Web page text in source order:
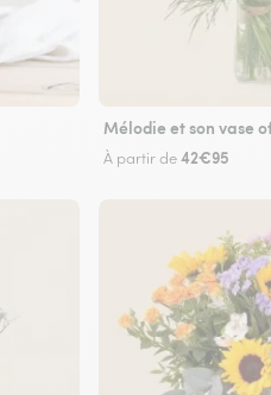
Mélodie et son vase
À partir de42€95